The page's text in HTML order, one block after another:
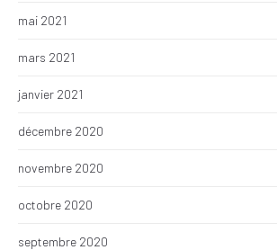
mai 2021
mars 2021
janvier 2021
décembre 2020
novembre 2020
octobre 2020
septembre 2020